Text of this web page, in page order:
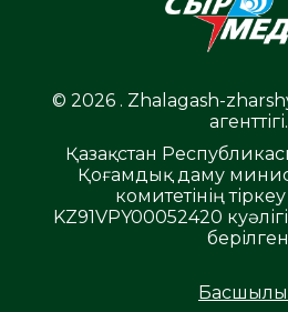
© 2026 . Zhalagash-
агенттігі.
Қазақстан
Қоғамдық даму
комитетінің
KZ91VPY00052420
берілген